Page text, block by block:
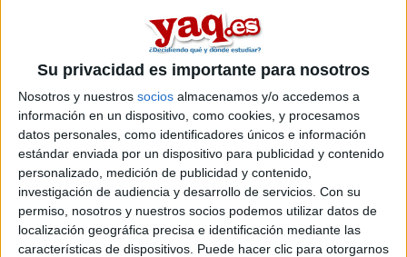
Su privacidad es importante para nosotros
Nosotros y nuestros socios almacenamos y/o accedemos a
información en un dispositivo, como cookies, y procesamos
datos personales, como identificadores únicos e información
estándar enviada por un dispositivo para publicidad y contenido
personalizado, medición de publicidad y contenido,
investigación de audiencia y desarrollo de servicios. Con su
permiso, nosotros y nuestros socios podemos utilizar datos de
localización geográfica precisa e identificación mediante las
características de dispositivos. Puede hacer clic para otorgarnos
Grado en Ingeniería Electrónica Industrial y Automática
Grado en Ingeniería Informática de Gestión y Sistemas de
Grado en Ingeniería Mecánica
Grado en Ingeniería Química Industrial
Máster Universitario en Ingeniería en Organización Industrial
¡Síguenos en Facebook!